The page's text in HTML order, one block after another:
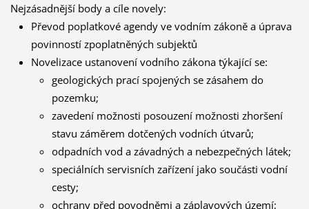
Nejzásadnější body a cíle novely:
Převod poplatkové agendy ve vodním zákoně a úprava
povinností zpoplatněných subjektů
Novelizace ustanovení vodního zákona týkající se:
geologických prací spojených se zásahem do
pozemku;
zavedení možnosti posouzení možnosti zhoršení
stavu záměrem dotčených vodních útvarů;
odpadních vod a závadných a nebezpečných látek;
speciálních servisních zařízení jako součásti vodní
cesty;
ochrany před povodněmi a záplavových území;